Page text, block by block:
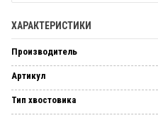
ХАРАКТЕРИСТИКИ
Производитель
Артикул
Тип хвостовика